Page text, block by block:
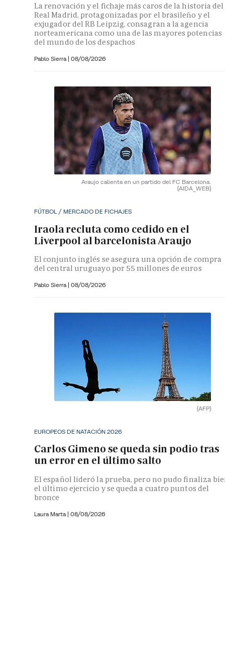
La renovación y el fichaje más caros de la historia del
Real Madrid, protagonizadas por el brasileño y el
exjugador del RB Leipzig, consagran a la agencia
norteamericana como una de las mayores potencias
del mundo de los despachos
Pablo Sierra | 08/08/2026
Araujo calienta en un partido del FC Barcelona.
(AIDA_WEB)
FÚTBOL / MERCADO DE FICHAJES
Iraola recluta como cedido en el
Liverpool al barcelonista Araujo
El conjunto inglés se asegura una opción de compra
del central uruguayo por 55 millones de euros
Pablo Sierra | 08/08/2026
(AFP)
EUROPEOS DE NATACIÓN 2026
Carlos Gimeno se queda sin podio tras
un error en el último salto
El español lideró la prueba, pero no pudo finaliza
el último ejercicio y se queda a cuatro puntos del
bronce
Laura Marta | 08/08/2026